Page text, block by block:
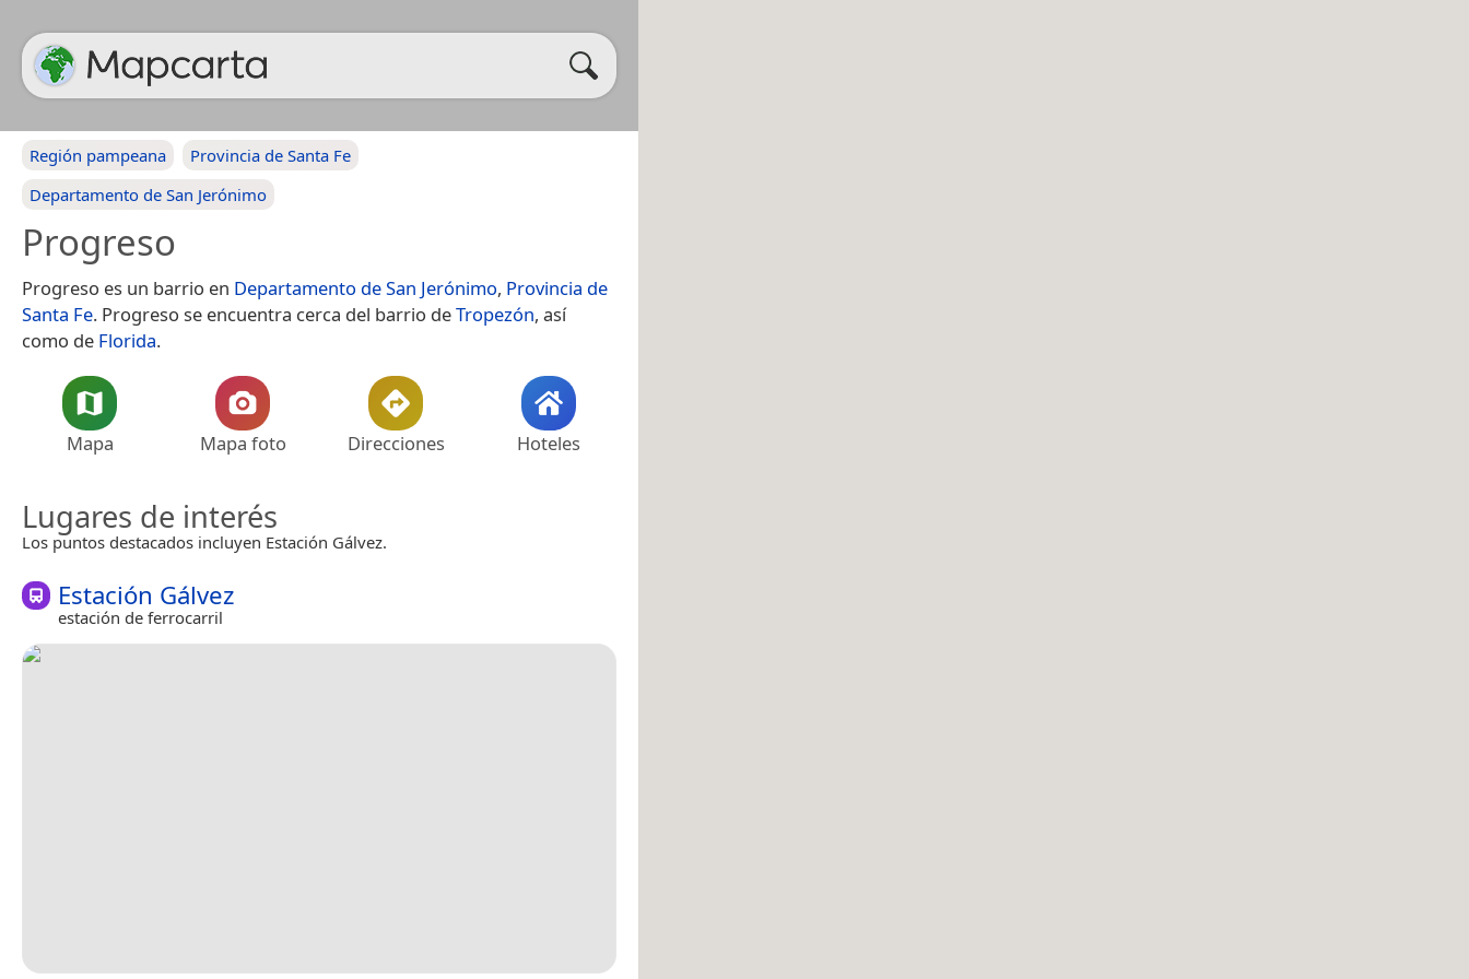
Región pampeana
Provincia de Santa Fe
Departamento de San Jerónimo
Progreso
Progreso es un barrio en Departamento de San Jerónimo, Provincia de
Santa Fe. Progreso se encuentra cerca del barrio deTropezón, así
como de Florida.
Mapa Mapa foto Direcciones Hoteles
Lugares de interés
Los puntos destacados incluyen Estación Gálvez.
Estación Gálvez
estación de ferrocarril